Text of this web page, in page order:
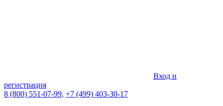
Вход и
регистрация
8 (800) 551-07-99, +7 (499) 403-30-17